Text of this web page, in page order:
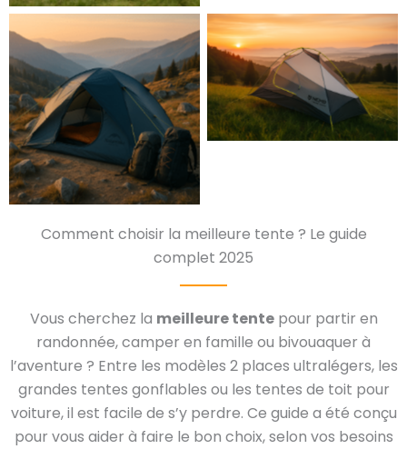
Comment choisir la meilleure tente ? Le guide
complet 2025
Vous cherchez la meilleure tentepour partir en
randonnée, camper en famille ou bivouaquer à
l’aventure ? Entre les modèles 2 places ultralégers, les
grandes tentes gonflables ou les tentes de toit pour
voiture, il est facile de s’y perdre. Ce guide a été conçu
pour vous aider à faire le bon choix, selon vos besoins